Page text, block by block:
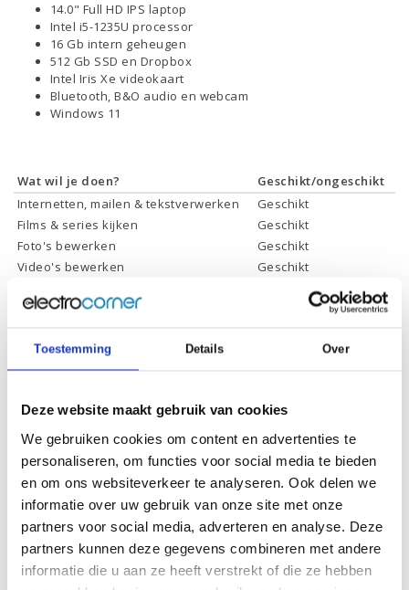
Toestemming Details Over
Deze website maakt gebruik van cookies
We gebruiken cookies om content en advertenties te
personaliseren, om functies voor social media te bieden
en om ons websiteverkeer te analyseren. Ook delen we
informatie over uw gebruik van onze site met onze
partners voor social media, adverteren en analyse. Deze
partners kunnen deze gegevens combineren met andere
informatie die u aan ze heeft verstrekt of die ze hebben
14.0" Full HD IPS laptop
Intel i5-1235U processor
16 Gb intern geheugen
512 Gb SSD en Dropbox
Intel Iris Xe videokaart
Bluetooth, B&O audio en webcam
Windows 11
Wat wil je doen?
Geschikt/ongeschikt
Internetten, mailen & tekstverwerken
Geschikt
Films & series kijken
Geschikt
Foto's bewerken
Geschikt
Video's bewerken
Geschikt
Geschikt *
Specificaties
Schermdiagonaal:
14.0 inch (35,6 cm)
Scherm resolutie:
1920 x 1080 (Full HD)
Touchscreen:
Ja
Scherm reflectie:
Niet ontspiegeld
Scherm omklapbaar:
Ja (eenvoudig 360° draaien